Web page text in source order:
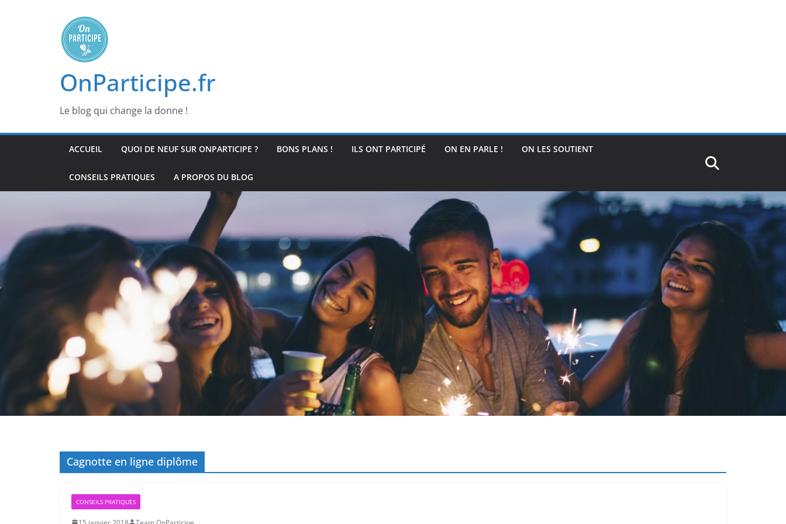
OnParticipe.fr
Le blog qui change la donne !
ACCUEIL QUOI DE NEUF SUR ONPARTICIPE ? BONS PLANS ! ILS ONT PARTICIPÉ ON EN PARLE ! ON LES SOUTIENT
CONSEILS PRATIQUES A PROPOS DU BLOG
Cagnotte en ligne diplôme
CONSEILS PRATIQUES